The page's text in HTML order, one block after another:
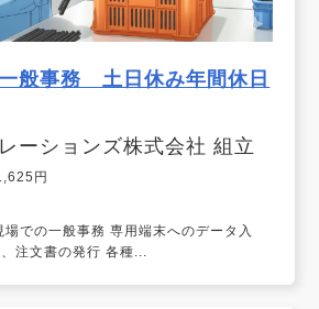
般事務 土日休み年間休日
ーションズ株式会社 組立
円
場での一般事務 専用端末へのデータ入
注文書の発行 各種...